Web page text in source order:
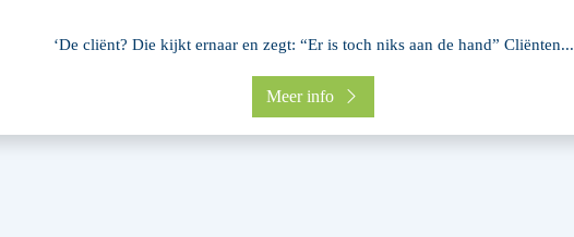
‘De cliënt? Die kijkt ernaar en zegt: “Er is toch niks aan de hand” Cliënten...
Meer info